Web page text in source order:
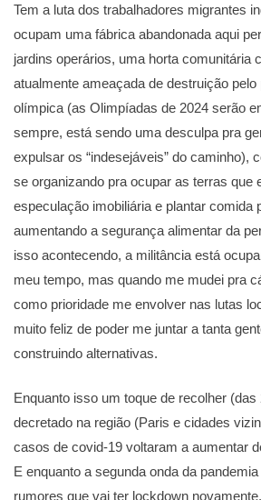
Tem a luta dos trabalhadores migrantes
ocupam uma fábrica abandonada aqui
jardins operários, uma horta comunitária
atualmente ameaçada de destruição pelo
olímpica (as Olimpíadas de 2024 serão
sempre, está sendo uma desculpa pra
expulsar os “indesejáveis” do caminho),
se organizando pra ocupar as terras que
especulação imobiliária e plantar comida
aumentando a segurança alimentar da
isso acontecendo, a militância está
meu tempo, mas quando me mudei pra
como prioridade me envolver nas lutas
muito feliz de poder me juntar a tanta
construindo alternativas.
Enquanto isso um toque de recolher (das
decretado na região (Paris e cidades
casos de covid-19 voltaram a aumentar
E enquanto a segunda onda da
rumores que vai ter lockdown